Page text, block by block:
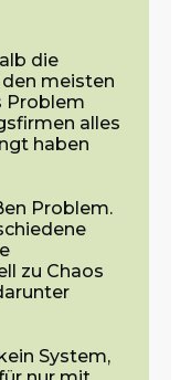
die
meisten
Problem
alles
haben
Problem.
zu Chaos
System,